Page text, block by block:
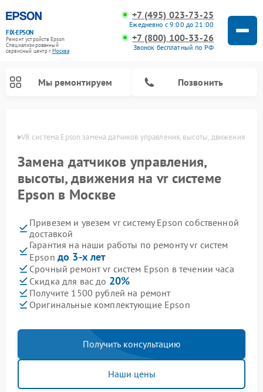
FIX-EPSON
Ремонт устройств Epson
Специализированный
cервисный центр г.Москва
+7 (495) 023-73-25
Ежедневно с 9:00 до 21:00
+7 (800) 100-33-26
Звонок бесплатный по РФ
Мы ремонтируем Позвонить
VR система Epson замена датчиков управления, высоты, движения
Замена датчиков управления,
высоты, движения на vr системе
Epson в Москве
Привезем и увезем vr систему Epson собственной
доставкой
Гарантия на наши работы по ремонту vr систем
Epson до 3-х лет
Срочный ремонт vr систем Epson в течении часа
Скидка для вас до 20%
Получите 1500 рублей на ремонт
Оригинальные комплектующие Epson
Получить консультацию
Наши цены